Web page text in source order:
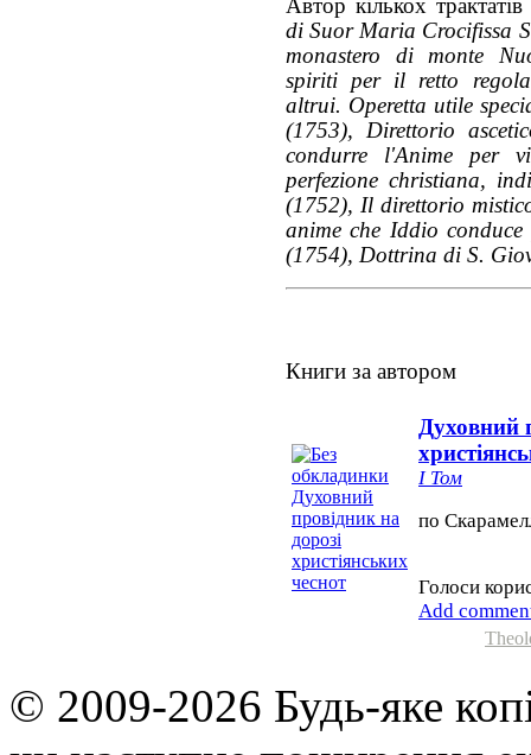
Автор кількох
di Suor Maria Crocifissa
monastero di monte
spiriti per il retto
altrui. Operetta utile
(1753), Direttorio
condurre l'Anime per
perfezione christiana,
(1752), Il direttorio
anime che Iddio
(1754), Dottrina di S.
Книги за автором
Духовний
І Том
по
Голоси
Add
© 2009-2026 Будь-яке